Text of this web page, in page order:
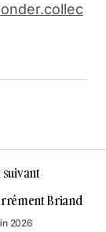
Briand
2026